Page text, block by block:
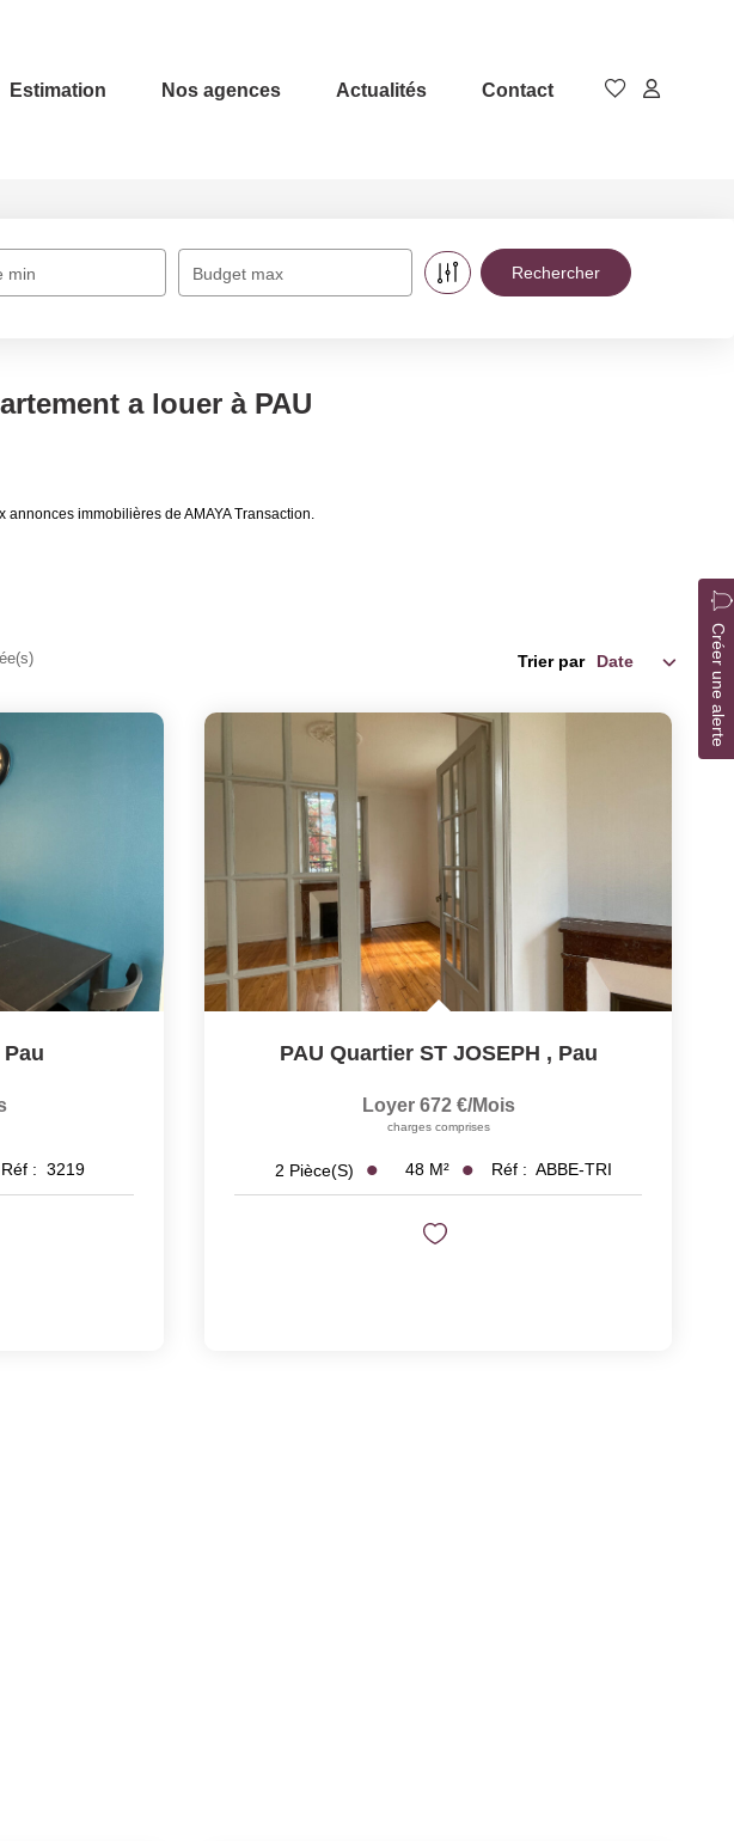
Estimation Nos agences Actualités Contact
min Budget max
a louer à PAU
immobilières de AMAYA Transaction.
Créer une alerte
Trier par
Pau
Réf : 3219
PAU Quartier ST JOSEPH , Pau
Loyer 672 €/mois
charges comprises
2 Pièce(s) 48 M² Réf : ABBE-TRI